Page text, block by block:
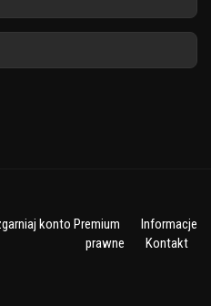
konto Premium
Informacje
prawne
Kontakt